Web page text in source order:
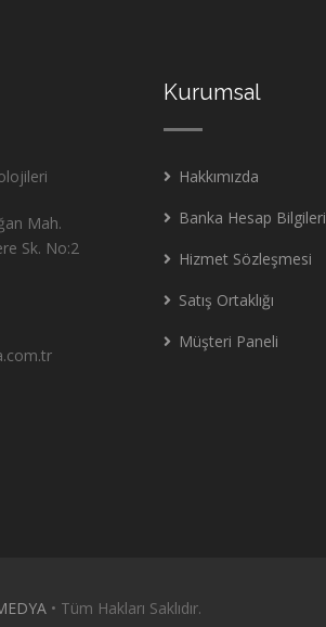
Mah.
Sk. No:2
Kurumsal
Hakkımızda
Banka Hesap Bilgileri
Hizmet Sözleşmesi
Satış Ortaklığı
Müşteri Paneli
• Tüm Hakları Saklıdır.